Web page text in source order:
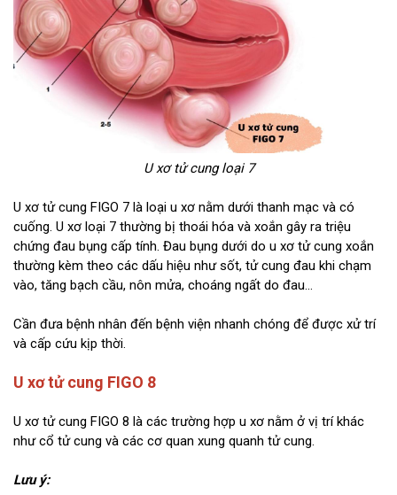
U xơ tử cung loại 7
U xơ tử cung FIGO 7 là loại u xơ nằm dưới thanh mạc và có
cuống. U xơ loại 7 thường bị thoái hóa và xoắn gây ra triệu
chứng đau bụng cấp tính. Đau bụng dưới do u xơ tử cung xoắn
thường kèm theo các dấu hiệu như sốt, tử cung đau khi chạm
vào, tăng bạch cầu, nôn mửa, choáng ngất do đau…
Cần đưa bệnh nhân đến bệnh viện nhanh chóng để được xử trí
và cấp cứu kịp thời.
U xơ tử cung FIGO 8
U xơ tử cung FIGO 8 là các trường hợp u xơ nằm ở vị trí khác
như cổ tử cung và các cơ quan xung quanh tử cung.
Lưu ý: